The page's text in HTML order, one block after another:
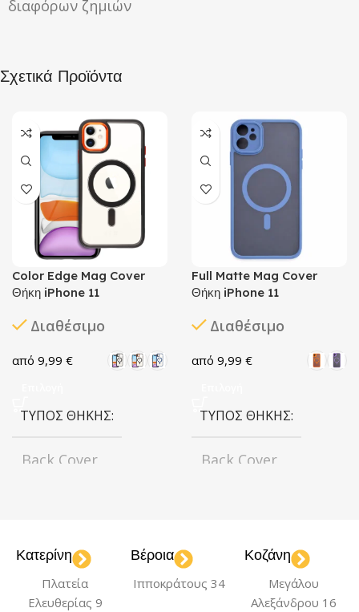
διαφόρων ζημιών
Σχετικά Προϊόντα
Color Edge Mag Cover
Θήκη iPhone 11
Διαθέσιμο
9,99 €
ΤΎΠΟΣ ΘΉΚΗΣ
Back Cover
Black,Black/Gold ,
Deep Purple
Blue
Full Matte Mag Cover
Θήκη iPhone 11
Διαθέσιμο
9,99 €
ΤΎΠΟΣ ΘΉΚΗΣ
Back Cover
iPhone 11
Κατερίνη
Πλατεία
Ελευθερίας 9
Βέροια
Ιπποκράτους 34
Κοζάνη
Μεγάλου
Αλεξάνδρου 16